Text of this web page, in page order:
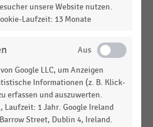
| STATISTIK
in Shopping- und Fachmarkt-
(2026)
UND GESCHENKE STATISTIK
für Geschenke zum
(2026)
unsere Website nutzen.
Laufzeit: 13 Monate
Google LLC, um Anzeigen
Informationen (z. B. Klick-
erfassen und auszuwerten.
Laufzeit: 1 Jahr. Google Ireland
Street, Dublin 4, Ireland.